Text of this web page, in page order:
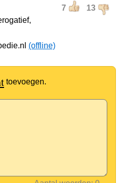
7 13
(offline)
toevoegen.